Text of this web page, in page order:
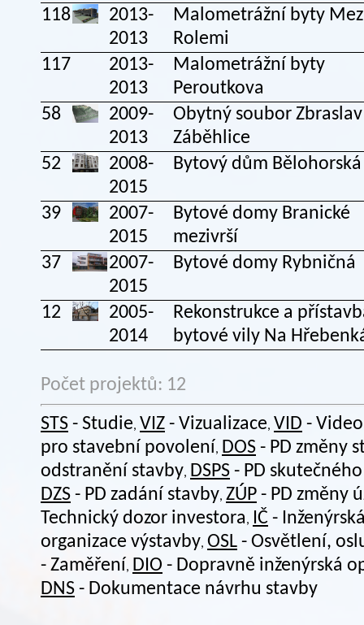
118
2013-
2013
Malometrážní byty
Rolemi
117
2013-
2013
Malometrážní byty
Peroutkova
58
2009-
2013
Obytný soubor
Záběhlice
52
2008-
2015
Bytový dům Bělohorská
39
2007-
2015
Bytové domy Branické
mezivrší
37
2007-
2015
Bytové domy Rybničná
12
2005-
2014
Rekonstrukce a
bytové vily Na
Počet projektů: 12
STS - Studie, VIZ - Vizualizace, VID - Video
pro stavební povolení, DOS - PD změny
odstranění stavby, DSPS - PD
DZS - PD zadání stavby, ZÚP - PD změny
Technický dozor investora, IČ -
organizace výstavby, OSL - Osvětlení,
- Zaměření, DIO - Dopravně inženýrská
DNS - Dokumentace návrhu stavby